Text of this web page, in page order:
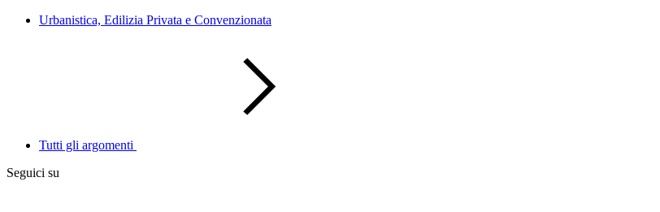
Urbanistica, Edilizia Privata e Convenzionata
Tutti gli argomenti
Seguici su